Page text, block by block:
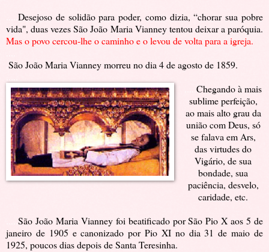
Desejoso de solidão para poder, como dizia, “chorar sua pobre
vida", duas vezes São João Maria Vianney tentou deixar a paróquia.
Mas o povo cercou-lhe o caminho e o levou de volta para a igreja.
São João Maria Vianney morreu no dia 4 de agosto de 1859.
.....Chegando à mais
sublime perfeição,
ao mais alto grau da
união com Deus, só
se falava em Ars,
das virtudes do
Vigário, de sua
bondade, sua
paciência, desvelo,
caridade, etc.
São João Maria Vianney foi beatificado por São Pio X aos 5 de
janeiro de 1905 e canonizado por Pio XI no dia 31 de maio de
1925, poucos dias depois de Santa Teresinha.